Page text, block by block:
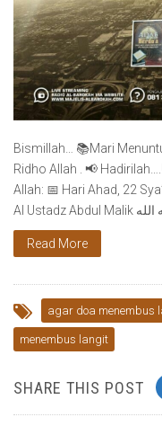
Bismillah… 📚Mari
Ridho Allah . 📢
Allah: 📅 Hari Ahad, 22
Read More
agar doa menembus
menembus langit
SHARE THIS POST